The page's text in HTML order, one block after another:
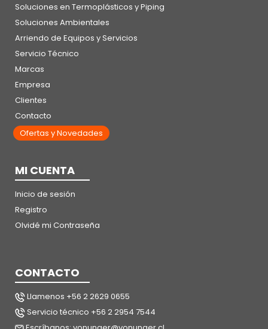
Soluciones en Termoplásticos y Piping
Soluciones Ambientales
Arriendo de Equipos y Servicios
Servicio Técnico
Marcas
Empresa
Clientes
Contacto
Ofertas y Novedades
MI CUENTA
Inicio de sesión
Registro
Olvidé mi Contraseña
CONTACTO
Llamenos +56 2 2629 0655
Servicio técnico +56 2 2954 7544